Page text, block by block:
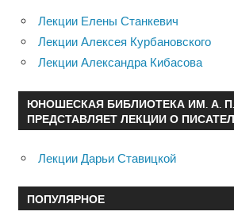
Лекции Елены Станкевич
Лекции Алексея Курбановского
Лекции Александра Кибасова
ЮНОШЕСКАЯ БИБЛИОТЕКА ИМ. А.
ПРЕДСТАВЛЯЕТ ЛЕКЦИИ О
Лекции Дарьи Ставицкой
ПОПУЛЯРНОЕ